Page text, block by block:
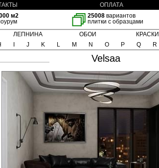
ОПЛАТА
м2
25008 вариантов
плитки с образцами
ЛЕПНИНА ОБОИ КРАСКИ
J K L M N O P Q R
Velsaa